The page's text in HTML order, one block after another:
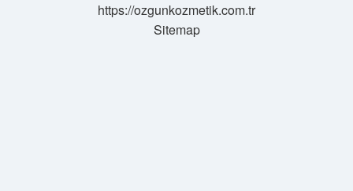
https://ozgunkozmetik.com.tr
Sitemap